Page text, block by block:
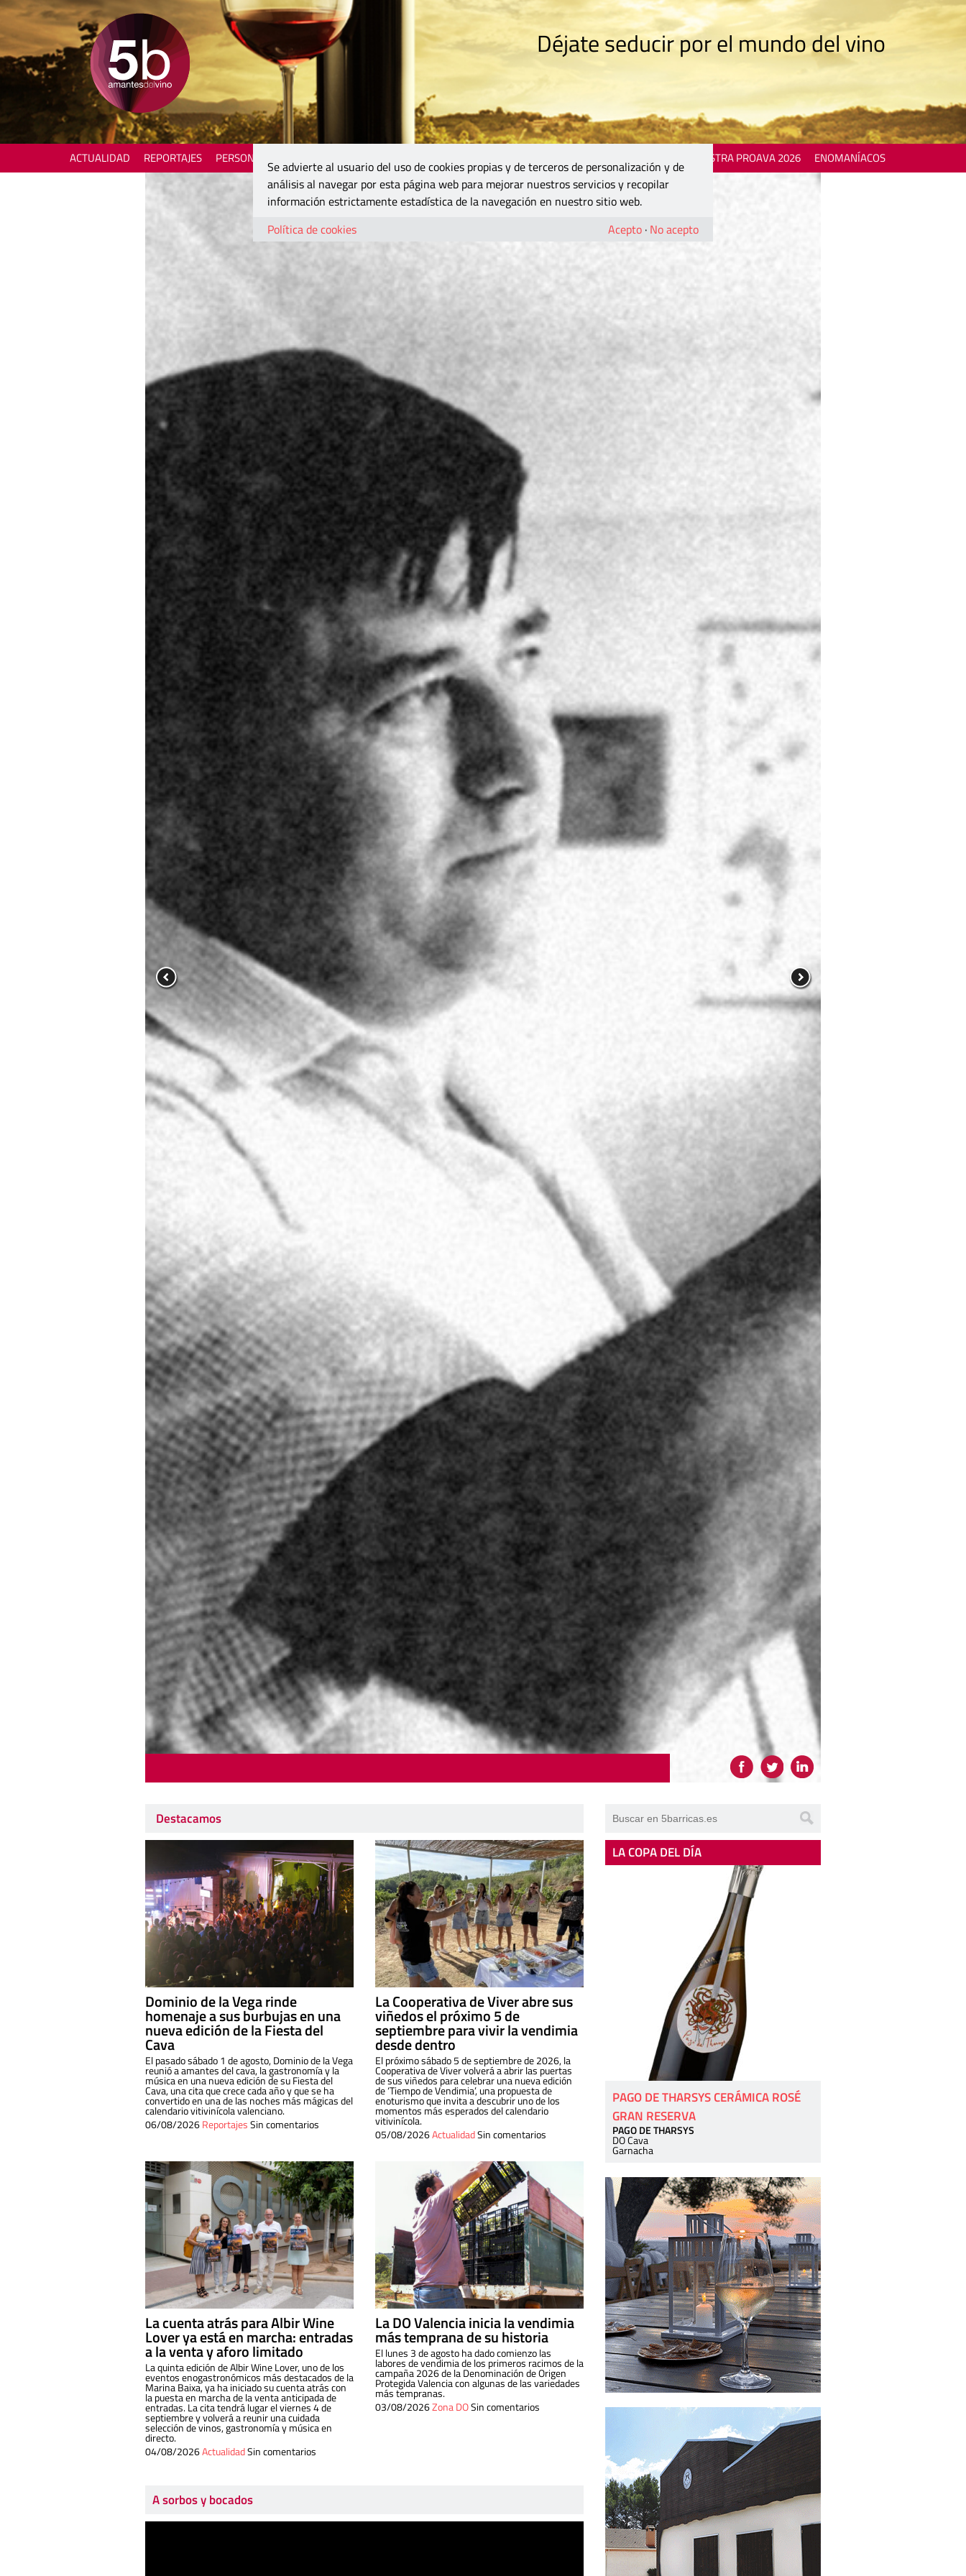
Déjate seducir por el mundo del vino
ACTUALIDAD REPORTAJES PERSONAJES MOSTRA PROAVA 2026 ENOMANÍACOS
Destacamos
Dominio de la Vega rinde
homenaje a sus burbujas en una
nueva edición de la Fiesta del
Cava
El pasado sábado 1 de agosto, Dominio de la Vega
reunió a amantes del cava, la gastronomía y la
música en una nueva edición de su Fiesta del
Cava, una cita que crece cada año y que se ha
convertido en una de las noches más mágicas del
calendario vitivinícola valenciano.
06/08/2026ReportajesSin comentarios
La Cooperativa de Viver abre sus
viñedos el próximo 5 de
septiembre para vivir la vendimia
desde dentro
El próximo sábado 5 de septiembre de 2026, la
Cooperativa de Viver volverá a abrir las puertas
de sus viñedos para celebrar una nueva edición
de ‘Tiempo de Vendimia’, una propuesta de
enoturismo que invita a descubrir uno de los
momentos más esperados del calendario
vitivinícola.
05/08/2026ActualidadSin comentarios
La cuenta atrás para Albir Wine
Lover ya está en marcha: entradas
a la venta y aforo limitado
La quinta edición de Albir Wine Lover, uno de los
eventos enogastronómicos más destacados de la
Marina Baixa, ya ha iniciado su cuenta atrás con
la puesta en marcha de la venta anticipada de
entradas. La cita tendrá lugar el viernes 4 de
septiembre y volverá a reunir una cuidada
selección de vinos, gastronomía y música en
directo.
04/08/2026ActualidadSin comentarios
La DO Valencia inicia la vendimia
más temprana de su historia
El lunes 3 de agosto ha dado comienzo las
labores de vendimia de los primeros racimos de la
campaña 2026 de la Denominación de Origen
Protegida Valencia con algunas de las variedades
más tempranas.
03/08/2026Zona DOSin comentarios
A sorbos y bocados
LA COPA DEL DÍA
PAGO DE THARSYS CERÁMICA ROSÉ
GRAN RESERVA
PAGO DE THARSYS
DO Cava
Garnacha
Se advierte al usuario del uso de cookies propias y de terceros de personalización y de
análisis al navegar por esta página web para mejorar nuestros servicios y recopilar
información estrictamente estadística de la navegación en nuestro sitio web.
Política de cookies
Acepto · No acepto